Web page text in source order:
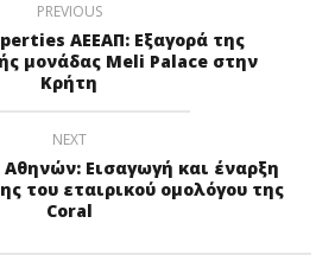
PREVIOUS
ΑΕΕΑΠ: Εξαγορά της
μονάδας Meli Palace στην
Κρήτη
NEXT
Εισαγωγή και έναρξη
του εταιρικού ομολόγου της
Coral